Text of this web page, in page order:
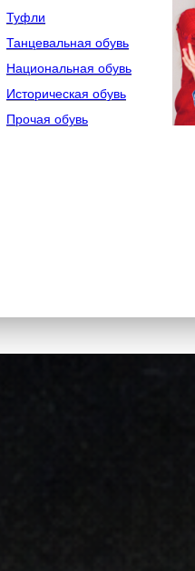
Туфли
Танцевальная обувь
Национальная обувь
Историческая обувь
Прочая обувь